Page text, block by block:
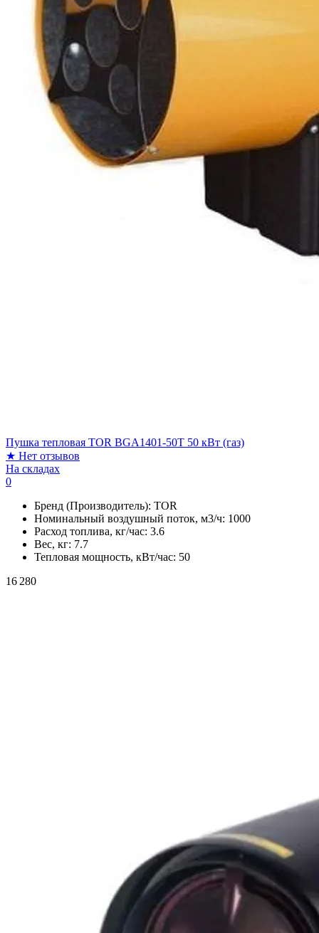
Пушка тепловая TOR BGA1401-50T 50 кВт (газ)
★ Нет отзывов
На складах
0
Бренд (Производитель): TOR
Номинальный воздушный поток, м3/ч: 1000
Расход топлива, кг/час: 3.6
Вес, кг: 7.7
Тепловая мощность, кВт/час: 50
16 280